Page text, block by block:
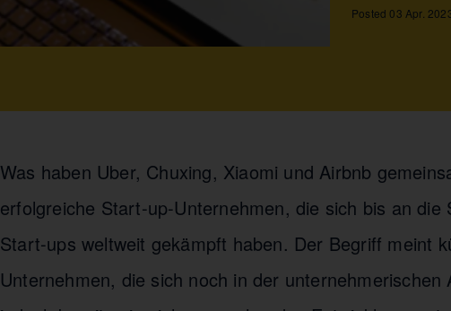
Posted 03 Apr.
Was haben Uber, Chuxing, Xiaomi und Airbnb
erfolgreiche Start-up-Unternehmen, die sich bis an die
Start-ups weltweit gekämpft haben. Der Begriff meint
Unternehmen, die sich noch in der unternehmerischen